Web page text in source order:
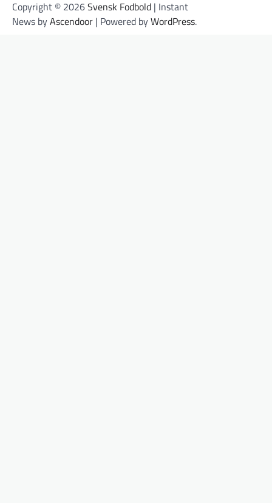
Copyright © 2026Svensk Fodbold | Instant
News byAscendoor | Powered byWordPress.